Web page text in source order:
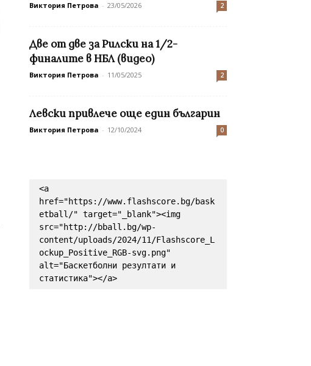
Виктория Петрова - 23/05/2026 2
Две от две за Рилски на 1/2-
финалите в НБЛ (видео)
Виктория Петрова - 11/05/2025 2
Левски привлече още един българин
Виктория Петрова - 12/10/2024 0
<a
href="https://www.flashscore.bg/bask
etball/" target="_blank"><img
src="http://bball.bg/wp-
content/uploads/2024/11/Flashscore_L
ockup_Positive_RGB-svg.png"
alt="Баскетболни резултати и
статистика"></a>